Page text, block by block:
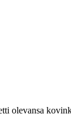
olevansa